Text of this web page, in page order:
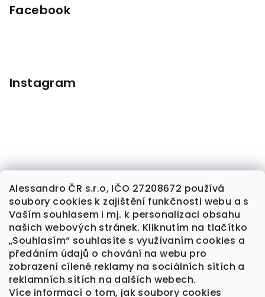
Alessandro ČR s.r.o, IČO 27208672 používá
soubory cookies k zajištění funkčnosti webu a s
Vaším souhlasem i mj. k personalizaci obsahu
našich webových stránek. Kliknutím na tlačítko
„Souhlasím“ souhlasíte s využívaním cookies a
předáním údajů o chování na webu pro
zobrazení cílené reklamy na sociálních sítích a
reklamních sítích na dalších webech.
Více informací o tom, jak soubory cookies
Facebook
Instagram
Sledovat na Instagramu
Kontakt
alessandrocr@seznam.cz
×